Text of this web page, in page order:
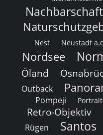
Nachbarschaft
Nest Neustadt
Nordsee
Öland
Outback
Pompeji
Portrait
Retro-Objektiv
Rügen
Santos